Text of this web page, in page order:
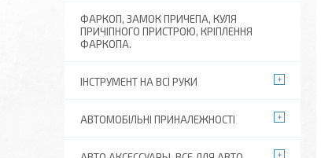
ФАРКОП, ЗАМОК ПРИЧЕПА, КУЛЯ
ПРИЧІПНОГО ПРИСТРОЮ, КРІПЛЕННЯ
ФАРКОПА.
ІНСТРУМЕНТ НА ВСІ РУКИ
АВТОМОБІЛЬНІ ПРИНАЛЕЖНОСТІ